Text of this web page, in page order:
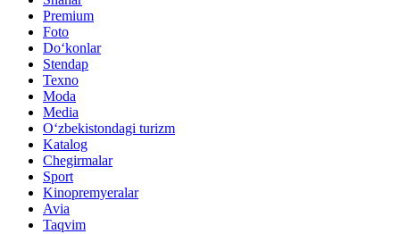
Premium
Foto
Do‘konlar
Stendap
Texno
Moda
Media
O‘zbekistondagi turizm
Katalog
Chegirmalar
Sport
Kinopremyeralar
Avia
Taqvim